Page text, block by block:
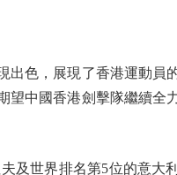
色，展現了香港運動員
望中國香港劍擊隊繼續全
及世界排名第5位的意大